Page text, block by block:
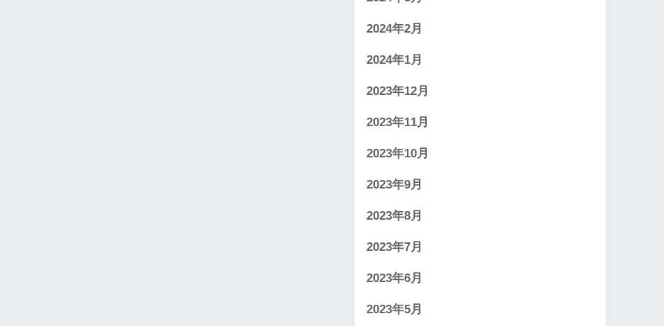
2024年2月
2024年1月
2023年12月
2023年11月
2023年10月
2023年9月
2023年8月
2023年7月
2023年6月
2023年5月